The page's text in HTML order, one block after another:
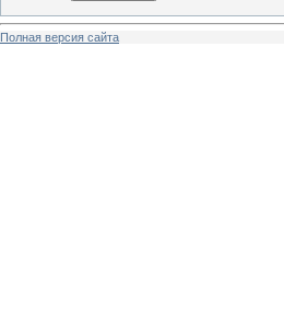
Полная версия сайта